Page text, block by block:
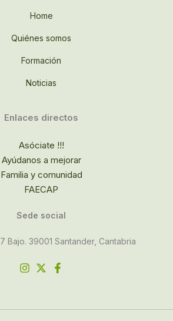
Home
Quiénes somos
Formación
Noticias
Enlaces directos
Asóciate !!!
Ayúdanos a mejorar
Familia y comunidad
FAECAP
Sede social
Bajo. 39001 Santander, Cantabria